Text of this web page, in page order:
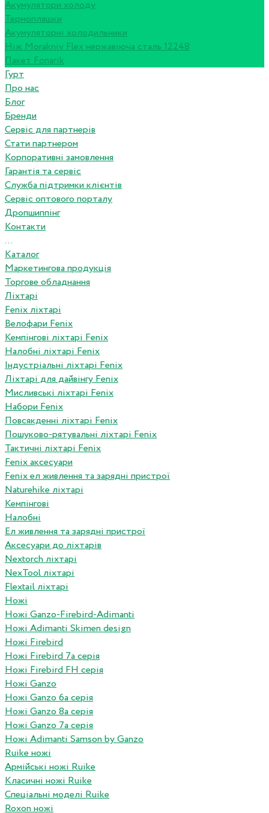
Акумулятори холоду
Термопляшки
Акумуляторні холодильники
Ніж Morakniv Flex нержавіюча сталь 12248
Пакет Fonarik
Гурт
Про нас
Блог
Бренди
Сервіс для партнерів
Стати партнером
Корпоративні замовлення
Гарантія та сервіс
Служба підтримки клієнтів
Сервіс оптового порталу
Дропшиппінг
Контакти
...
Каталог
Маркетингова продукція
Торгове обладнання
Ліхтарі
Fenix ліхтарі
Велофари Fenix
Кемпінгові ліхтарі Fenix
Налобні ліхтарі Fenix
Індустріальні ліхтарі Fenix
Ліхтарі для дайвінгу Fenix
Мисливські ліхтарі Fenix
Набори Fenix
Повсякденні ліхтарі Fenix
Пошуково-рятувальні ліхтарі Fenix
Тактичні ліхтарі Fenix
Fenix аксесуари
Fenix ел живлення та зарядні пристрої
Naturehike ліхтарі
Кемпінгові
Налобні
Ел живлення та зарядні пристрої
Аксесуари до ліхтарів
Nextorch ліхтарі
NexTool ліхтарі
Flextail ліхтарі
Ножі
Ножі Ganzo-Firebird-Adimanti
Ножі Adimanti Skimen design
Ножі Firebird
Ножі Firebird 7а серія
Ножі Firebird FH серія
Ножі Ganzo
Ножі Ganzo 6а серія
Ножі Ganzo 8а серія
Ножі Ganzo 7а серія
Ножі Adimanti Samson by Ganzo
Ruike ножі
Армійські ножі Ruike
Класичні ножі Ruike
Спеціальні моделі Ruike
Roxon ножi